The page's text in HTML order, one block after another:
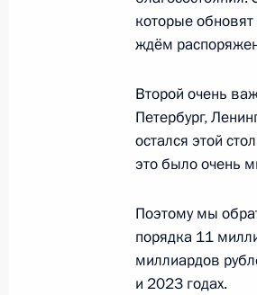
Бегловым
1 марта 2022 года,
Телефонный
Мухаммедом
28 февраля
которые
ждём
Второй очень
Петербург,
остался этой
это было очень
Поэтому мы
порядка 11
миллиардов
и 2023 годах.